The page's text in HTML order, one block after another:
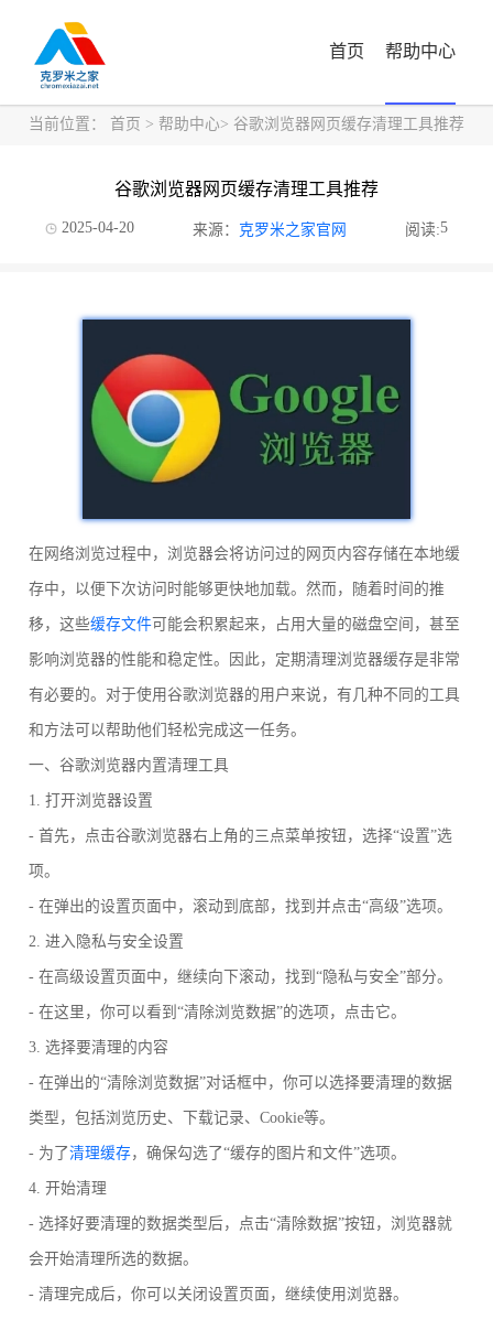
首页 帮助中心
当前位置： 首页 > 帮助中心> 谷歌浏览器网页缓存清理工具推荐
谷歌浏览器网页缓存清理工具推荐
2025-04-20 来源： 克罗米之家官网 阅读:5
在网络浏览过程中，浏览器会将访问过的网页内容存储在本地缓
存中，以便下次访问时能够更快地加载。然而，随着时间的推
移，这些缓存文件可能会积累起来，占用大量的磁盘空间，甚至
影响浏览器的性能和稳定性。因此，定期清理浏览器缓存是非常
有必要的。对于使用谷歌浏览器的用户来说，有几种不同的工具
和方法可以帮助他们轻松完成这一任务。
一、谷歌浏览器内置清理工具
1. 打开浏览器设置
- 首先，点击谷歌浏览器右上角的三点菜单按钮，选择“设置”选
项。
- 在弹出的设置页面中，滚动到底部，找到并点击“高级”选项。
2. 进入隐私与安全设置
- 在高级设置页面中，继续向下滚动，找到“隐私与安全”部分。
- 在这里，你可以看到“清除浏览数据”的选项，点击它。
3. 选择要清理的内容
- 在弹出的“清除浏览数据”对话框中，你可以选择要清理的数据
类型，包括浏览历史、下载记录、Cookie等。
- 为了清理缓存，确保勾选了“缓存的图片和文件”选项。
4. 开始清理
- 选择好要清理的数据类型后，点击“清除数据”按钮，浏览器就
会开始清理所选的数据。
- 清理完成后，你可以关闭设置页面，继续使用浏览器。